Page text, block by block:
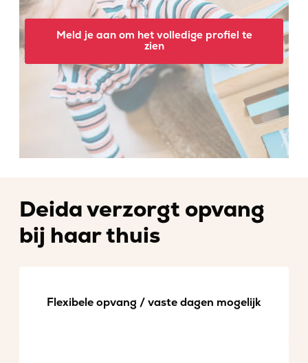
Meld je aan om het volledige profiel te
zien
Deida verzorgt opvang
bij haar thuis
Flexibele opvang / vaste dagen mogelijk